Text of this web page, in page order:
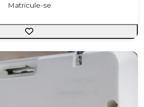
Matricule-se